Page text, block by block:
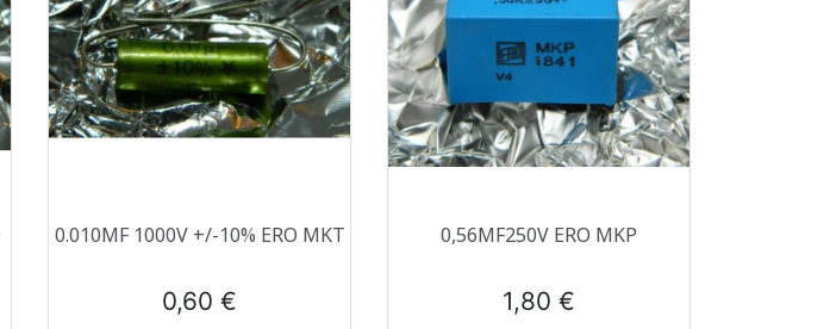
Aperçu rapide
0.010ΜF 1000V +/-10% ERO MKT
Prix
0,60 €
Aperçu rapide
0,56ΜF250V ERO MKP
Prix
1,80 €